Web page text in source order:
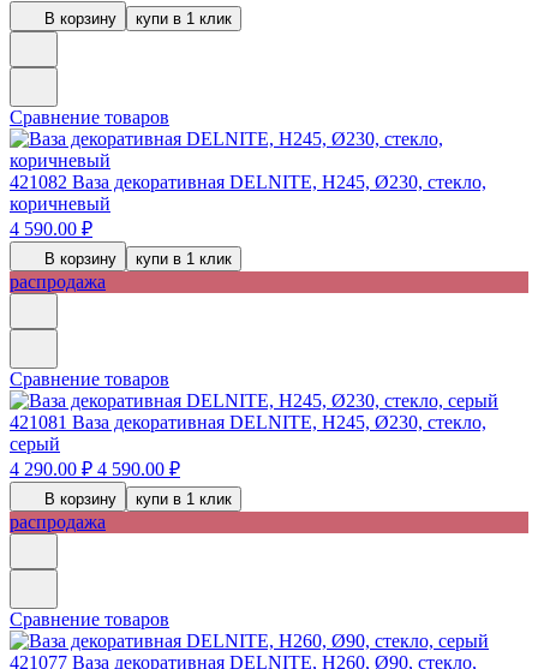
В корзину купи в 1 клик
Сравнение товаров
421082 Ваза декоративная DELNITE, H245, Ø230, стекло,
коричневый
4 590.00 ₽
В корзину купи в 1 клик
распродажа
Сравнение товаров
421081 Ваза декоративная DELNITE, H245, Ø230, стекло,
серый
4 290.00 ₽ 4 590.00 ₽
В корзину купи в 1 клик
распродажа
Сравнение товаров
421077 Ваза декоративная DELNITE, H260, Ø90, стекло,